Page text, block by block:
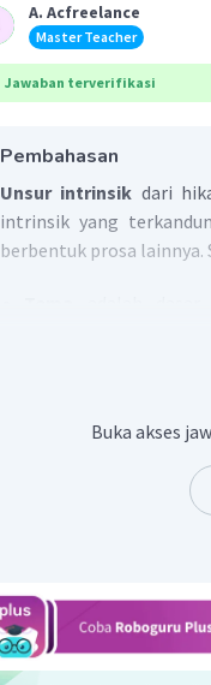
A. Acfreelance
Master Teacher
Jawaban terverifikasi
Pembahasan
Unsur intrinsik dari
intrinsik yang
berbentuk prosa lainnya.
atau plot
dalamnya berisi
tersebut ada yang
adalah
terjadinya suatu
Amanatadalah
cerita.
Buka akses